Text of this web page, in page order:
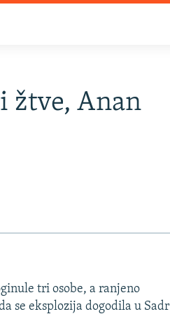
žtve, Anan
tri osobe, a ranjeno
se eksplozija dogodila u Sadr